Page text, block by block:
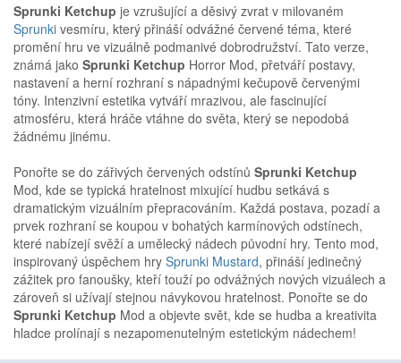
Sprunki Ketchup je vzrušující a děsivý zvrat v milovaném
Sprunki vesmíru, který přináší odvážné červené téma, které
promění hru ve vizuálně podmanivé dobrodružství. Tato verze,
známá jako Sprunki Ketchup Horror Mod, přetváří postavy,
nastavení a herní rozhraní s nápadnými kečupově červenými
tóny. Intenzivní estetika vytváří mrazivou, ale fascinující
atmosféru, která hráče vtáhne do světa, který se nepodobá
žádnému jinému.
Ponořte se do zářivých červených odstínů Sprunki Ketchup
Mod, kde se typická hratelnost mixující hudbu setkává s
dramatickým vizuálním přepracováním. Každá postava, pozadí a
prvek rozhraní se koupou v bohatých karmínových odstínech,
které nabízejí svěží a umělecký nádech původní hry. Tento mod,
inspirovaný úspěchem hry Sprunki Mustard, přináší jedinečný
zážitek pro fanoušky, kteří touží po odvážných nových vizuálech a
zároveň si užívají stejnou návykovou hratelnost. Ponořte se do
Sprunki Ketchup Mod a objevte svět, kde se hudba a kreativita
hladce prolínají s nezapomenutelným estetickým nádechem!